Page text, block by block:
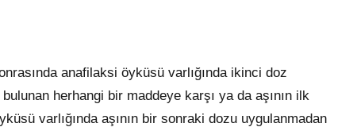
anafilaksi öyküsü varlığında ikinci doz
herhangi bir maddeye karşı ya da aşının ilk
varlığında aşının bir sonraki dozu uygulanmadan